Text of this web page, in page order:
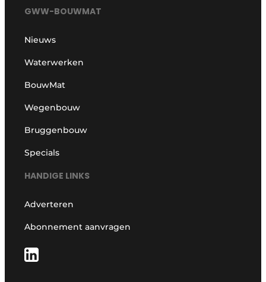
GWW-BOUWMAT
Nieuws
Waterwerken
BouwMat
Wegenbouw
Bruggenbouw
Specials
HANDIGE LINKS
Adverteren
Abonnement aanvragen